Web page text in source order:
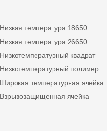
Низкая температура 18650
Низкая температура 26650
Низкотемпературный квадрат
Низкотемпературный полимер
Широкая температурная ячейка
Взрывозащищенная ячейка